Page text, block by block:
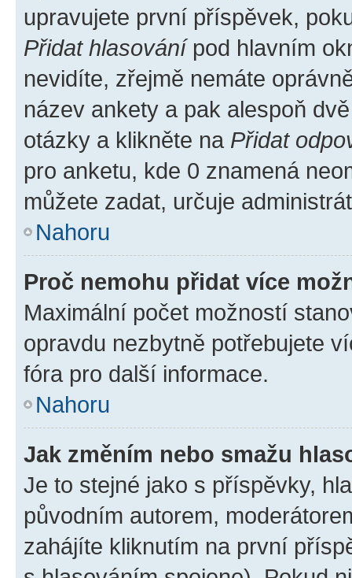
upravujete první příspěvek,
Přidat hlasovánípod hlavním
nevidíte, zřejmě nemáte
název ankety a pak alespoň
otázky a klikněte na Přidat
pro anketu, kde 0 znamená
můžete zadat, určuje
Nahoru
Proč nemohu přidat více
Maximální počet možností
opravdu nezbytně potřebujete
fóra pro další informace.
Nahoru
Jak změním nebo smažu
Je to stejné jako s příspěvky,
původním autorem,
zahájíte kliknutím na první